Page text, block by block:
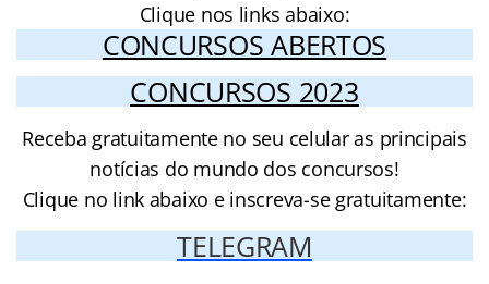
Clique nos links abaixo:
CONCURSOS ABERTOS
CONCURSOS 2023
Receba gratuitamente no seu celular as principais
notícias do mundo dos concursos!
Clique no link abaixo e inscreva-se gratuitamente:
TELEGRAM